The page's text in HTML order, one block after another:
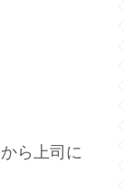
ら上司に